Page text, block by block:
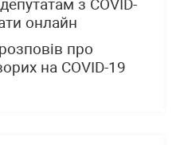
з COVID-
онлайн
про
на COVID-19